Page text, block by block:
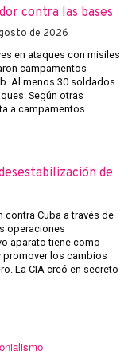
contra las bases
de 2026
en ataques con misiles
campamentos
Al menos 30 soldados
Según otras
a campamentos
de
Cuba a través de
operaciones
aparato tiene como
los cambios
La CIA creó en secreto